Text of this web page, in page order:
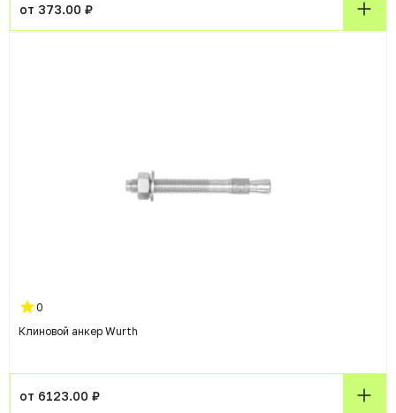
от 373.00 ₽
0
Клиновой анкер Wurth
от 6123.00 ₽